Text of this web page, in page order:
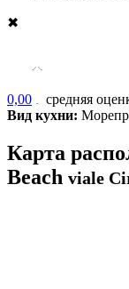
✖
0,00 средняя
Вид кухни:
Карта
Beach viale